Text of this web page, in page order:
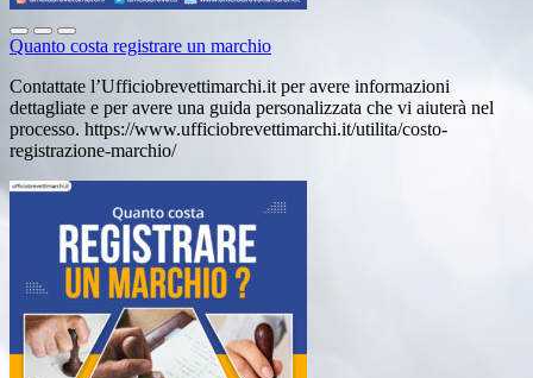
Quanto costa registrare un marchio
Contattate l’Ufficiobrevettimarchi.it per avere informazioni
dettagliate e per avere una guida personalizzata che vi aiuterà nel
processo. https://www.ufficiobrevettimarchi.it/utilita/costo-
registrazione-marchio/